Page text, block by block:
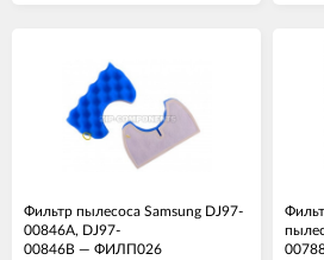
Фильтр пылесоса Samsung DJ97-
00846A, DJ97-
00846B — ФИЛП026